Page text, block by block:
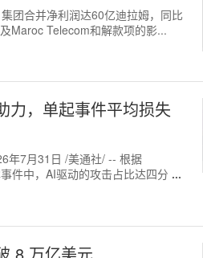
团合并净利润达60亿迪拉姆，同比
Maroc Telecom和解款项的影...
力，单起事件平均损失
年7月31日 /美通社/ -- 根据
件中，AI驱动的攻击占比达四分之